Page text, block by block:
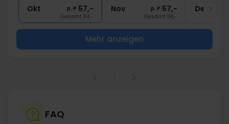
Okt p. P.57,-
Gesamt 114,-
Nov p. P.57,-
Gesamt 114,-
Dez
Mehr anzeigen
FAQ